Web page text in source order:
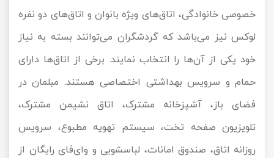
خصوصی خانوادگی، اتاق‌های ویژه بانوان و اتاق‌های دو نفره
لوکس نیز می‌باشد که گردشگران می‌توانند بسته به نیاز
خود یکی از آن‌ها را انتخاب نمایند. برخی از اتاق‌ها دارای
حمام و سرویس بهداشتی اختصاصی هستند. مبلمان در
فضای باز، آشپزخانه مشترک، اتاق نشیمن مشترک،
تلویزیون صفحه تخت، سیستم تهویه مطبوع، سرویس
روزانه اتاق، صندوق امانات، لباسشویی و وای‌فای رایگان از